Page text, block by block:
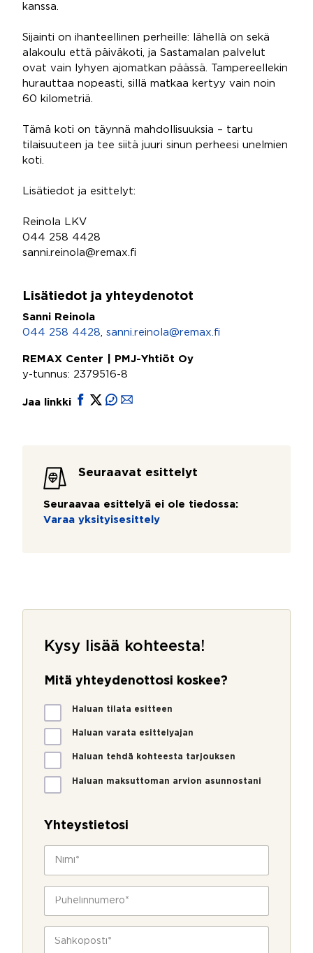
kanssa.
Sijainti on ihanteellinen perheille: lähellä on sekä
alakoulu että päiväkoti, ja Sastamalan palvelut
ovat vain lyhyen ajomatkan päässä. Tampereellekin
hurauttaa nopeasti, sillä matkaa kertyy vain noin
60 kilometriä.
Tämä koti on täynnä mahdollisuuksia – tartu
tilaisuuteen ja tee siitä juuri sinun perheesi unelmien
koti.
Lisätiedot ja esittelyt:
Reinola LKV
044 258 4428
sanni.reinola@remax.fi
Lisätiedot ja yhteydenotot
Sanni Reinola
044 258 4428
sanni.reinola@remax.fi
REMAX Center | PMJ-Yhtiöt Oy
y-tunnus: 2379516-8
Jaa linkki
Seuraavat esittelyt
Seuraavaa esittelyä ei ole tiedossa:
Varaa yksityisesittely
Kysy lisää kohteesta!
Mitä yhteydenottosi koskee?
M
i
ä
d
s
Haluan tilata esitteen
Haluan varata esittelyajan
Haluan tehdä kohteesta tarjouksen
Haluan maksuttoman arvion asunnostani
Yhteystietosi
m
h